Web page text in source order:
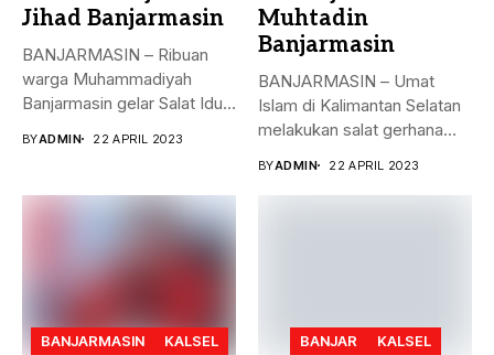
Jihad Banjarmasin
BANJARMASIN – Ribuan
warga Muhammadiyah
Banjarmasin gelar Salat Idul
BYADMIN 22 APRIL 2023
Muhtadin
Banjarmasin
BANJARMASIN – Umat
Islam di Kalimantan Selatan
melakukan salat gerhana
BYADMIN 22 APRIL 2023
BANJARMASIN KALSEL BANJAR KALSEL